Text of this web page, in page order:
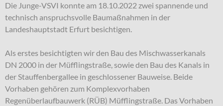
Die Junge-VSVI konnte am 18.10.2022 zwei spannende und
technisch anspruchsvolle Baumaßnahmen in der
Landeshauptstadt Erfurt besichtigen.
Als erstes besichtigten wir den Bau des Mischwasserkanals
DN 2000 in der Müfflingstraße, sowie den Bau des Kanals in
der Stauffenbergallee in geschlossener Bauweise. Beide
Vorhaben gehören zum Komplexvorhaben
Regenüberlaufbauwerk (RÜB) Müfflingstraße. Das Vorhaben